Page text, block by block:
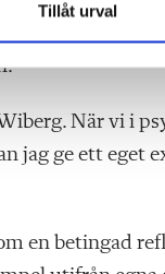
Tillåt urval
sin grupp och
När vi i
jag ge ett eget
en betingad